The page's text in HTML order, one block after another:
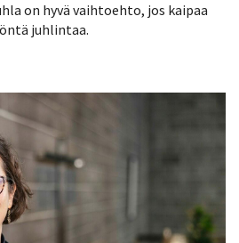
on hyvä vaihtoehto, jos kaipaa
juhlintaa.